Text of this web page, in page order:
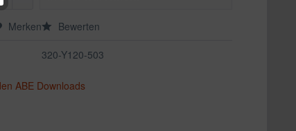
Merken Bewerten
320-Y120-503
ABE Downloads